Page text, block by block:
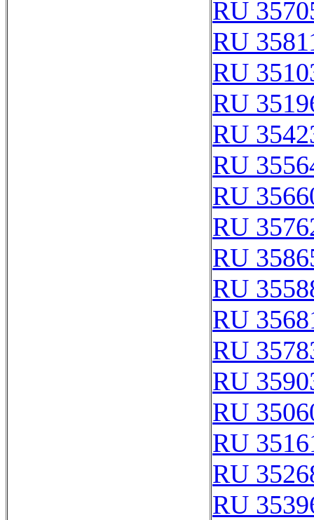
RU
RU
RU
RU
RU
RU
RU
RU
RU
RU
RU
RU
RU
RU
RU
RU
RU